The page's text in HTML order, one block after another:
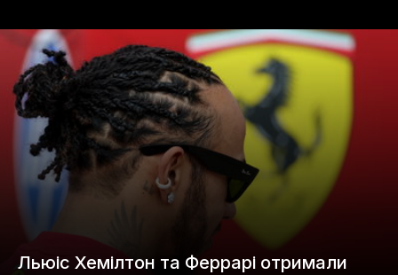
Льюіс Хемілтон та Феррарі отримали